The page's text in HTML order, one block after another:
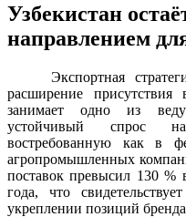
Узбекистан
направлением
Экспортная
расширение
занимает одно из
устойчивый спрос на
востребованную как в
агропромышленных
поставок превысил 130 %
года, что
укреплении позиций